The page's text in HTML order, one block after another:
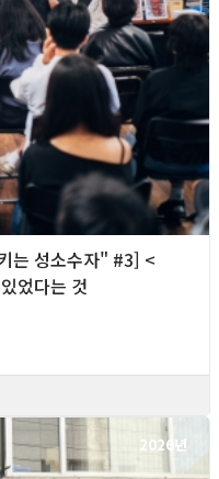
는 성소수자" #3] <
었다는 것
2026년